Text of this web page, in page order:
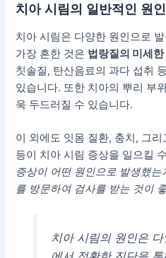
치아 시림의 일반적인 원인
치아 시림은 다양한 원인으로
가장 흔한 것은 법랑질의 미세
칫솔질, 탄산음료의 과다 섭취
있습니다. 또한 치아의 뿌리 부
욱 두드러질 수 있습니다.
이 외에도 잇몸 질환, 충치, 그
등이 치아 시림 증상을 일으킬
증상이 어떤 원인으로 발생했
를 방문하여 검사를 받는 것이
치아 시림의 원인은